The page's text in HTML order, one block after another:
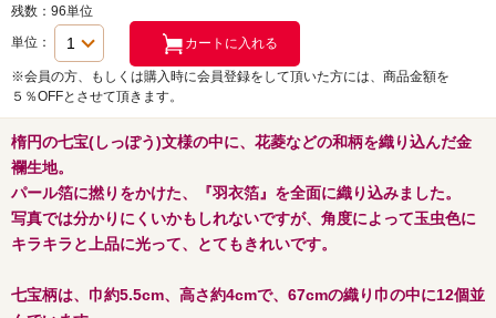
残数：96単位
単位：
※会員の方、もしくは購入時に会員登録をして頂いた方には、商品金額を
５％OFFとさせて頂きます。
楕円の七宝(しっぽう)文様の中に、花菱などの和柄を織り込んだ金
襴生地。
パール箔に撚りをかけた、『羽衣箔』を全面に織り込みました。
写真では分かりにくいかもしれないですが、角度によって玉虫色に
キラキラと上品に光って、とてもきれいです。
七宝柄は、巾約5.5cm、高さ約4cmで、67cmの織り巾の中に12個並